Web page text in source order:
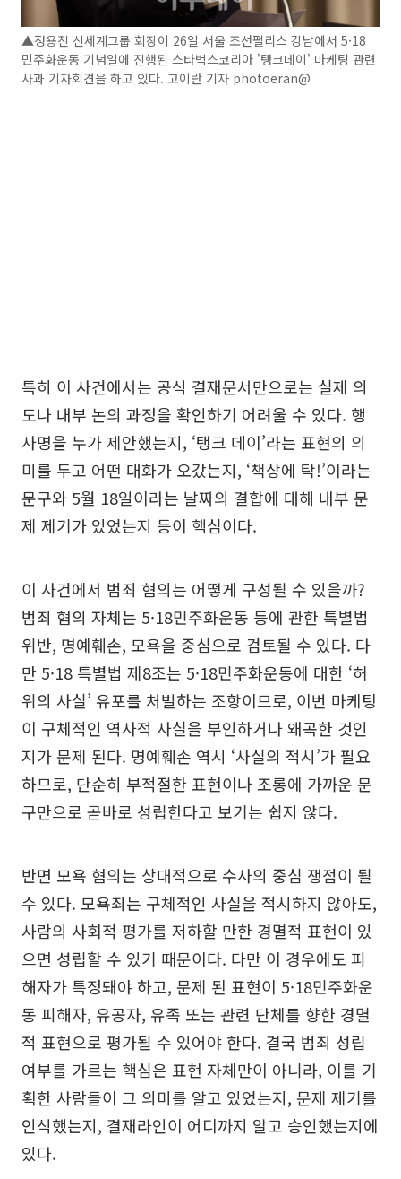
▲정용진 신세계그룹 회장이 26일 서울 조선팰리스 강남에서 5·18
민주화운동 기념일에 진행된 스타벅스코리아 '탱크데이' 마케팅 관련
사과 기자회견을 하고 있다. 고이란 기자 photoeran@
특히 이 사건에서는 공식 결재문서만으로는 실제 의
도나 내부 논의 과정을 확인하기 어려울 수 있다. 행
사명을 누가 제안했는지, ‘탱크 데이’라는 표현의 의
미를 두고 어떤 대화가 오갔는지, ‘책상에 탁!’이라는
문구와 5월 18일이라는 날짜의 결합에 대해 내부 문
제 제기가 있었는지 등이 핵심이다.
이 사건에서 범죄 혐의는 어떻게 구성될 수 있을까?
범죄 혐의 자체는 5·18민주화운동 등에 관한 특별법
위반, 명예훼손, 모욕을 중심으로 검토될 수 있다. 다
만 5·18 특별법 제8조는 5·18민주화운동에 대한 ‘허
위의 사실’ 유포를 처벌하는 조항이므로, 이번 마케팅
이 구체적인 역사적 사실을 부인하거나 왜곡한 것인
지가 문제 된다. 명예훼손 역시 ‘사실의 적시’가 필요
하므로, 단순히 부적절한 표현이나 조롱에 가까운 문
구만으로 곧바로 성립한다고 보기는 쉽지 않다.
반면 모욕 혐의는 상대적으로 수사의 중심 쟁점이 될
수 있다. 모욕죄는 구체적인 사실을 적시하지 않아도,
사람의 사회적 평가를 저하할 만한 경멸적 표현이 있
으면 성립할 수 있기 때문이다. 다만 이 경우에도 피
해자가 특정돼야 하고, 문제 된 표현이 5·18민주화운
동 피해자, 유공자, 유족 또는 관련 단체를 향한 경멸
적 표현으로 평가될 수 있어야 한다. 결국 범죄 성립
여부를 가르는 핵심은 표현 자체만이 아니라, 이를 기
획한 사람들이 그 의미를 알고 있었는지, 문제 제기를
인식했는지, 결재라인이 어디까지 알고 승인했는지에
있다.